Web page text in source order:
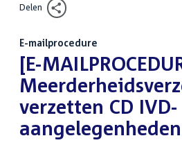
Delen
E-mailprocedure
:[E-
verzetten CD IVD-